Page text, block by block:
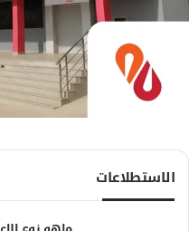
الاستطلاعات